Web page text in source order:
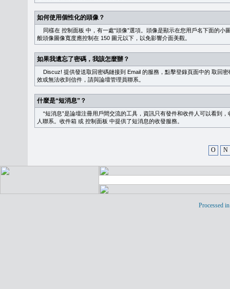
如何使用個性化的頭像？
同樣在 控制面板 中，有一處“頭像”選項。頭像是顯示在您用戶名下面的
般頭像圖像寬度應控制在 150 圖元以下，以免影響介面美觀。
如果我遺忘了密碼，我該怎麼辦？
Discuz! 提供發送取回密碼鏈接到 Email 的服務，點擊登錄頁面中的 取回密
效或無法收到信件，請與論壇管理員聯系。
什麼是“短消息”？
“短消息”是論壇注冊用戶間交流的工具，資訊只有發件和收件人可以看到
人聯系。 收件箱 或 控制面板 中提供了短消息的收發服務。
O N
Processed